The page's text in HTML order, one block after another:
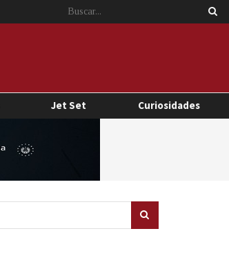
Jet Set Curiosidades